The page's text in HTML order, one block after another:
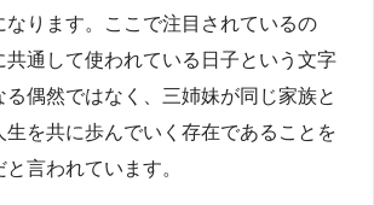
なります。ここで注目されているの
共通して使われている日子という文字
る偶然ではなく、三姉妹が同じ家族と
生を共に歩んでいく存在であることを
言われています。